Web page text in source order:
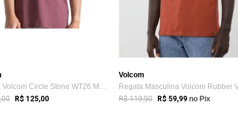
Regata Volcom Circle Stone WT26 Masculina Bordô
R$ 125,00
Volcom
R$ 119,90 R$ 59,99 no Pix